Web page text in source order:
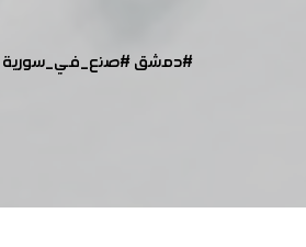
#دمشق#صنع_في_سورية